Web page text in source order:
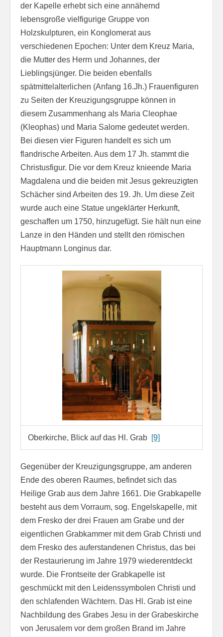
der Kapelle erhebt sich eine annähernd
lebensgroße vielfigurige Gruppe von
Holzskulpturen, ein Konglomerat aus
verschiedenen Epochen: Unter dem Kreuz Maria,
die Mutter des Herrn und Johannes, der
Lieblingsjünger. Die beiden ebenfalls
spätmittelalterlichen (Anfang 16.Jh.) Frauenfiguren
zu Seiten der Kreuzigungsgruppe können in
diesem Zusammenhang als Maria Cleophae
(Kleophas) und Maria Salome gedeutet werden.
Bei diesen vier Figuren handelt es sich um
flandrische Arbeiten. Aus dem 17 Jh. stammt die
Christusfigur. Die vor dem Kreuz knieende Maria
Magdalena und die beiden mit Jesus gekreuzigten
Schächer sind Arbeiten des 19. Jh. Um diese Zeit
wurde auch eine Statue ungeklärter Herkunft,
geschaffen um 1750, hinzugefügt. Sie hält nun eine
Lanze in den Händen und stellt den römischen
Hauptmann Longinus dar.
Oberkirche, Blick auf das Hl. Grab [9]
Gegenüber der Kreuzigungsgruppe, am anderen
Ende des oberen Raumes, befindet sich das
Heilige Grab aus dem Jahre 1661. Die Grabkapelle
besteht aus dem Vorraum, sog. Engelskapelle, mit
dem Fresko der drei Frauen am Grabe und der
eigentlichen Grabkammer mit dem Grab Christi und
dem Fresko des auferstandenen Christus, das bei
der Restaurierung im Jahre 1979 wiederentdeckt
wurde. Die Frontseite der Grabkapelle ist
geschmückt mit den Leidenssymbolen Christi und
den schlafenden Wächtern. Das Hl. Grab ist eine
Nachbildung des Grabes Jesu in der Grabeskirche
von Jerusalem vor dem großen Brand im Jahre